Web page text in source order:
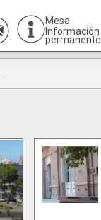
Mesa
Información
permanente